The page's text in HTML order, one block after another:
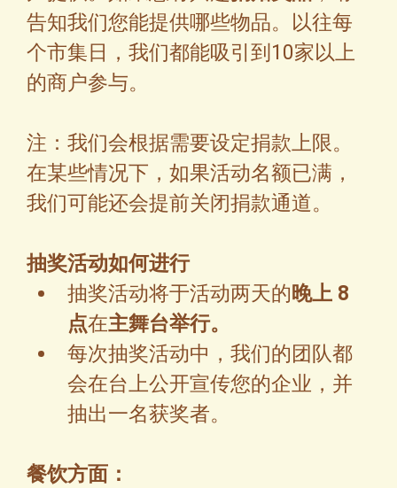
告知我们您能提供哪些物品。以往每
个市集日，我们都能吸引到10家以上
的商户参与。
注：我们会根据需要设定捐款上限。
在某些情况下，如果活动名额已满，
我们可能还会提前关闭捐款通道。
抽奖活动如何进行
抽奖活动将于活动两天的晚上 8
点在主舞台举行。
每次抽奖活动中，我们的团队都
会在台上公开宣传您的企业，并
抽出一名获奖者。
餐饮方面：